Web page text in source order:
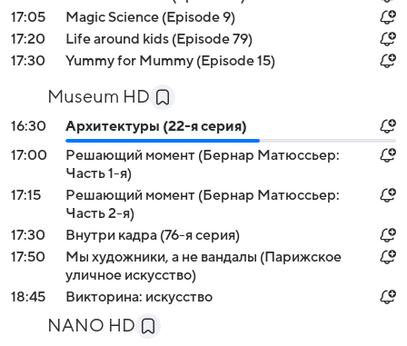
17:05
Magic Science (Episode 9)
17:20
Life around kids (Episode 79)
17:30
Yummy for Mummy (Episode 15)
Museum HD
16:30
Архитектуры (22-я серия)
17:00
Решающий момент (Бернар Матюссьер:
Часть 1-я)
17:15
Решающий момент (Бернар Матюссьер:
Часть 2-я)
17:30
Внутри кадра (76-я серия)
17:50
Мы художники, а не вандалы (Парижское
уличное искусство)
18:45
Викторина: искусство
NANO HD